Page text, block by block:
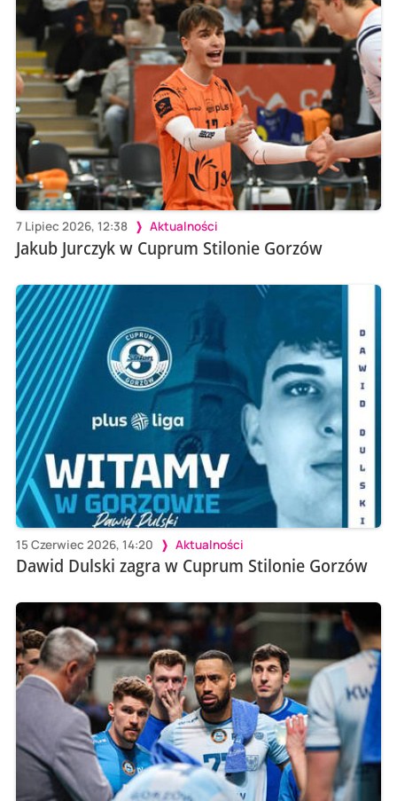
7 Lipiec 2026, 12:38 Aktualności
Jakub Jurczyk w Cuprum Stilonie Gorzów
15 Czerwiec 2026, 14:20 Aktualności
Dawid Dulski zagra w Cuprum Stilonie Gorzów